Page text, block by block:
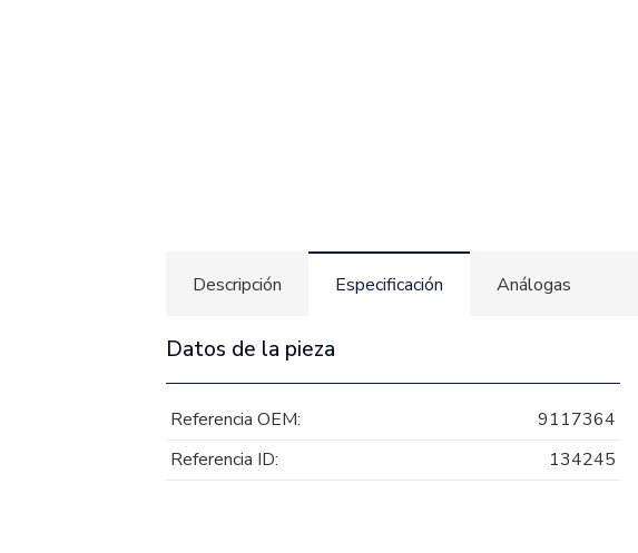
Descripción Especificación Análogas
Datos de la pieza
Referencia OEM:
9117364
Referencia ID:
134245